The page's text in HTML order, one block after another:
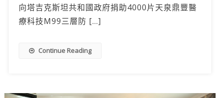
向塔吉克斯坦共和國政府捐助4000片天泉鼎豐醫
療科技M99三層防 […]
Continue Reading